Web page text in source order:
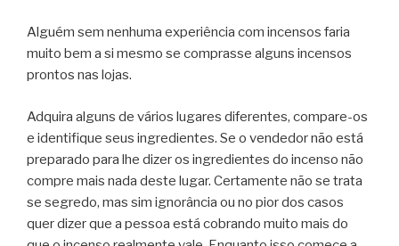
Alguém sem nenhuma experiência com incensos faria
muito bem a si mesmo se comprasse alguns incensos
prontos nas lojas.
Adquira alguns de vários lugares diferentes, compare-os
e identifique seus ingredientes. Se o vendedor não está
preparado para lhe dizer os ingredientes do incenso não
compre mais nada deste lugar. Certamente não se trata
se segredo, mas sim ignorância ou no pior dos casos
quer dizer que a pessoa está cobrando muito mais do